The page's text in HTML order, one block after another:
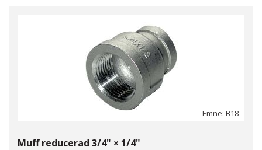
Emne: B18
Muff reducerad 3/4" × 1/4"